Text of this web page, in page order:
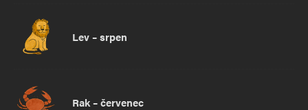
Lev – srpen
Rak – červenec